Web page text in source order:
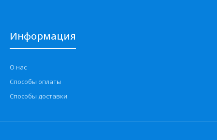
Информация
О нас
Способы оплаты
Способы доставки